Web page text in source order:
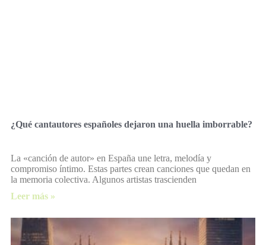
¿Qué cantautores españoles dejaron una huella imborrable?
La «canción de autor» en España une letra, melodía y
compromiso íntimo. Estas partes crean canciones que quedan en
la memoria colectiva. Algunos artistas trascienden
Leer más »